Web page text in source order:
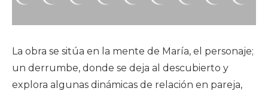
La obra se sitúa en la mente de María, el personaje;
un derrumbe, donde se deja al descubierto y
explora algunas dinámicas de relación en pareja,